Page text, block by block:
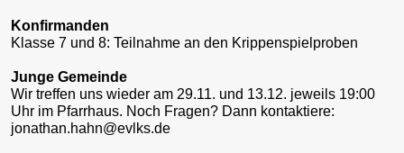
Konfirmanden
Klasse 7 und 8: Teilnahme an den Krippenspielproben
Junge Gemeinde
Wir treffen uns wieder am 29.11. und 13.12. jeweils 19:00
Uhr im Pfarrhaus. Noch Fragen? Dann kontaktiere:
jonathan.hahn@evlks.de